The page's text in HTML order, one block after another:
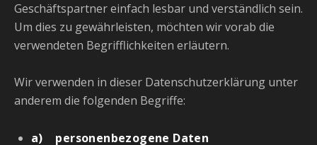
Geschäftspartner einfach lesbar und verständlich sein.
Um dies zu gewährleisten, möchten wir vorab die
verwendeten Begrifflichkeiten erläutern.
Wir verwenden in dieser Datenschutzerklärung unter
anderem die folgenden Begriffe:
a) personenbezogene Daten